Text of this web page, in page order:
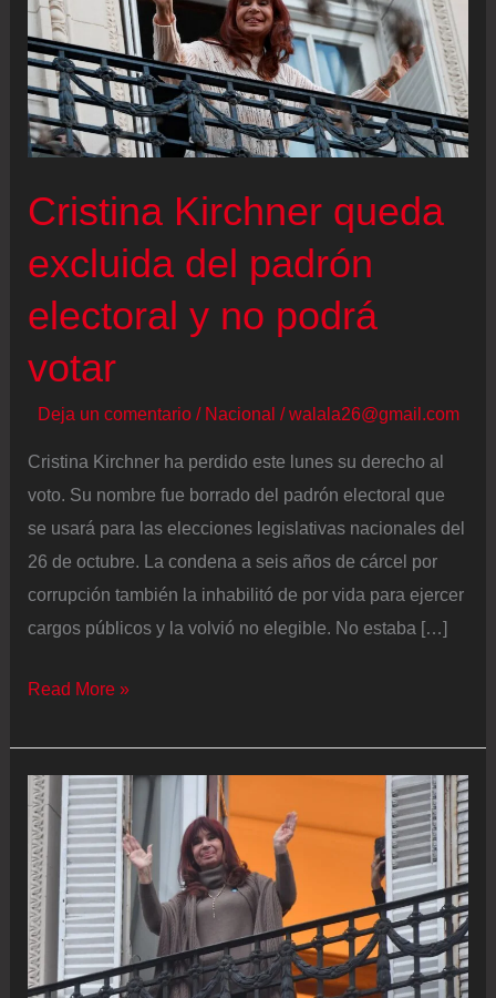
Cristina Kirchner queda
excluida del padrón
electoral y no podrá
votar
Deja un comentario / Nacional /walala26@gmail.com
Cristina Kirchner ha perdido este lunes su derecho al
voto. Su nombre fue borrado del padrón electoral que
se usará para las elecciones legislativas nacionales del
26 de octubre. La condena a seis años de cárcel por
corrupción también la inhabilitó de por vida para ejercer
cargos públicos y la volvió no elegible. No estaba […]
Cristina
queda
excluida
del
padrón
electoral
y
no
podrá
Read More »